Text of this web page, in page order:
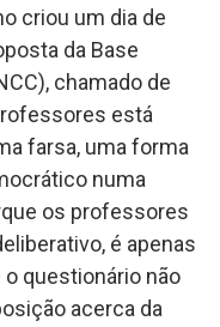
criou um dia de
da Base
chamado de
está
farsa, uma forma
numa
os professores
é apenas
questionário não
acerca da